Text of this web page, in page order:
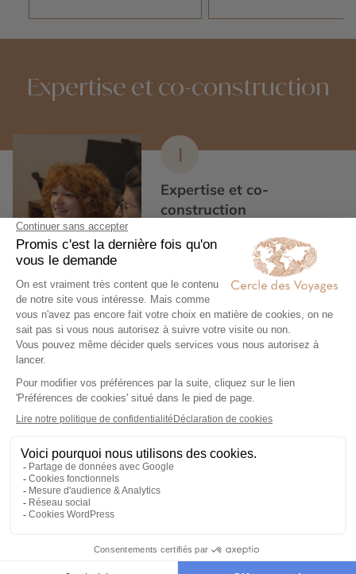
Expertise et co-construction
1
Expertise et co-
construction
Chez Cercle des Voyages,
nous concevons des voyages
100% personnalisables, en
collaboration étroite avec nos
voyageurs.
2
Engagement local et
responsabilité sociale
exclusivement avec des
partenaires locaux de
3